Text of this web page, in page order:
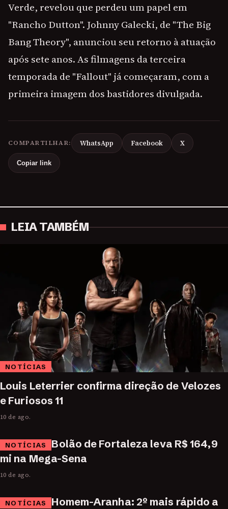
Verde, revelou que perdeu um papel em
"Rancho Dutton". Johnny Galecki, de "The Big
Bang Theory", anunciou seu retorno à atuação
após sete anos. As filmagens da terceira
temporada de "Fallout" já começaram, com a
primeira imagem dos bastidores divulgada.
COMPARTILHAR: WhatsApp Facebook X
Copiar link
LEIA TAMBÉM
NOTÍCIAS
Louis Leterrier confirma direção de Velozes
e Furiosos 11
10 de ago.
NOTÍCIAS
Bolão de Fortaleza leva R$ 164,9
mi na Mega-Sena
10 de ago.
NOTÍCIAS
Homem-Aranha: 2º mais rápido a